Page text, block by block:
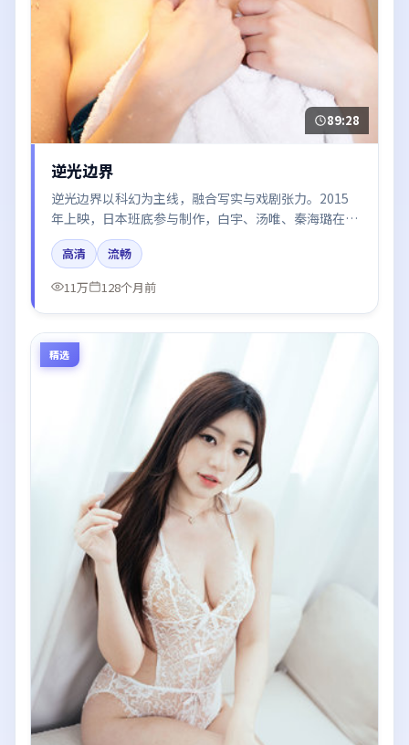
89:28
逆光边界
逆光边界以科幻为主线，融合写实与戏剧张力。2015
年上映，日本班底参与制作，白宇、汤唯、秦海璐在片
中呈现细腻表演，影像风格统一，配乐与剪辑强化了情
绪曲线。
高清
流畅
11万
128个月前
精选